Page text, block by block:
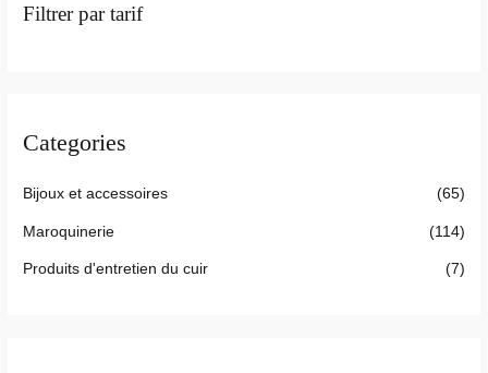
Filtrer par tarif
Categories
Bijoux et accessoires (65)
Maroquinerie (114)
Produits d'entretien du cuir (7)